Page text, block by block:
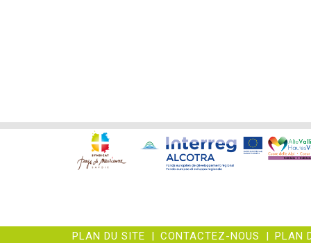
PLAN DU SITE | CONTACTEZ-NOUS | PLAN